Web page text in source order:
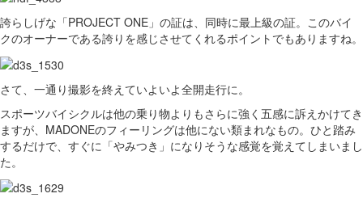
誇らしげな「PROJECT ONE」の証は、同時に最上級の証。このバイ
クのオーナーである誇りを感じさせてくれるポイントでもありますね。
さて、一通り撮影を終えていよいよ全開走行に。
スポーツバイシクルは他の乗り物よりもさらに強く五感に訴えかけてき
ますが、MADONEのフィーリングは他にない類まれなもの。ひと踏み
するだけで、すぐに「やみつき」になりそうな感覚を覚えてしまいまし
た。